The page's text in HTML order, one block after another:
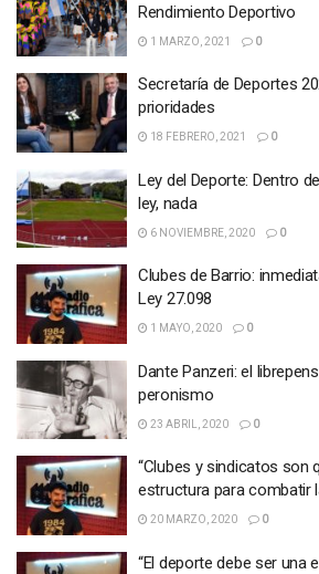
Rendimiento Deportivo
1 MARZO, 2021 0
Secretaría de Deportes
prioridades
18 FEBRERO, 2021 0
Ley del Deporte: Dentro
ley, nada
6 NOVIEMBRE, 2020 0
Clubes de Barrio:
Ley 27.098
1 MAYO, 2020 0
Dante Panzeri: el
peronismo
23 ABRIL, 2020 0
“Clubes y sindicatos son
estructura para combatir
20 MARZO, 2020 0
“El deporte debe ser una